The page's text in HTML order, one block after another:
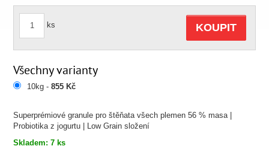
Superprémiové granule pro štěňata všech plemen 56 % masa |
Probiotika z jogurtu | Low Grain složení
Skladem: 7 ks
ks KOUPIT
Všechny varianty
10kg -855 Kč